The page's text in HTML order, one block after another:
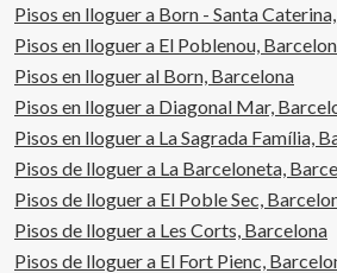
Pisos en lloguer a Born - Santa
Pisos en lloguer a El Poblenou,
Pisos en lloguer al Born, Barcelona
Pisos en lloguer a Diagonal Mar,
Pisos en lloguer a La Sagrada Família,
Pisos de lloguer a La Barceloneta,
Pisos de lloguer a El Poble Sec,
Pisos de lloguer a Les Corts, Barcelona
Pisos de lloguer a El Fort Pienc,